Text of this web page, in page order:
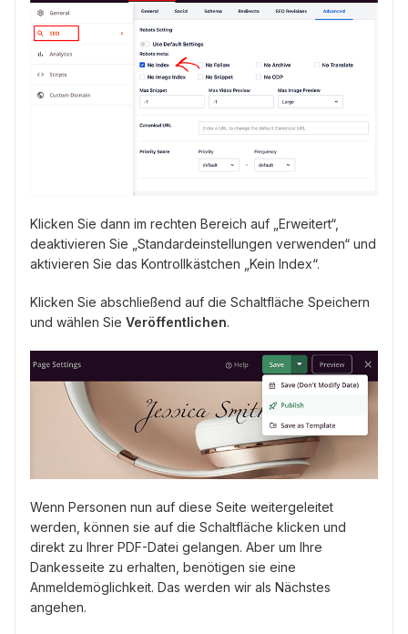
Klicken Sie dann im rechten Bereich auf „Erweitert“,
deaktivieren Sie „Standardeinstellungen verwenden“ und
aktivieren Sie das Kontrollkästchen „Kein Index“.
Klicken Sie abschließend auf die Schaltfläche Speichern
und wählen Sie Veröffentlichen.
Wenn Personen nun auf diese Seite weitergeleitet
werden, können sie auf die Schaltfläche klicken und
direkt zu Ihrer PDF-Datei gelangen. Aber um Ihre
Dankesseite zu erhalten, benötigen sie eine
Anmeldemöglichkeit. Das werden wir als Nächstes
angehen.